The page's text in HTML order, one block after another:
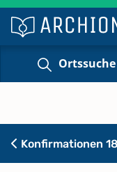
Ortssuche
Konfirmationen